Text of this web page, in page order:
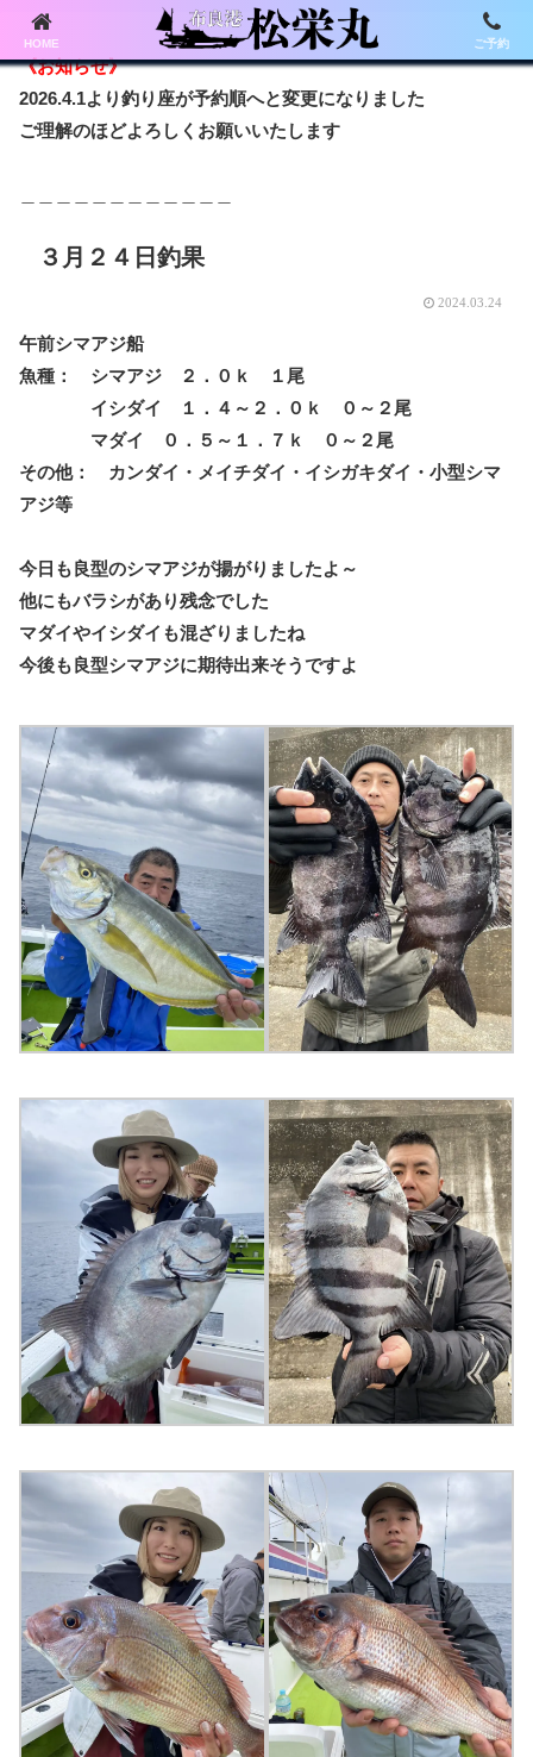
《お知らせ》
2026.4.1より釣り座が予約順へと変更になりました
ご理解のほどよろしくお願いいたします
３月２４日釣果
2024.03.24
午前シマアジ船
魚種： シマアジ ２．０ｋ １尾
イシダイ １．４～２．０ｋ ０～２尾
マダイ ０．５～１．７ｋ ０～２尾
その他： カンダイ・メイチダイ・イシガキダイ・小型シマ
アジ等
今日も良型のシマアジが揚がりましたよ～
他にもバラシがあり残念でした
マダイやイシダイも混ざりましたね
今後も良型シマアジに期待出来そうですよ
HOME ご予約